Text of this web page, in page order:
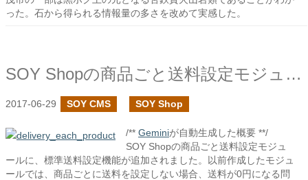
った。石から得られる情報量の多さを改めて実感した。
SOY Shopの商品ごと送料設定モジュールで標準設定を追加しました
2017-06-29 SOY CMS SOY Shop
/** Geminiが自動生成した概要 **/
SOY Shopの商品ごと送料設定モジュ
ールに、標準送料設定機能が追加されました。以前作成したモジュ
ールでは、商品ごとに送料を設定しない場合、送料が0円になる問